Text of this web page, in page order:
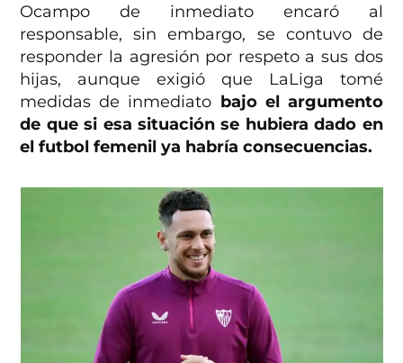
Ocampo de inmediato encaró al
responsable, sin embargo, se contuvo de
responder la agresión por respeto a sus dos
hijas, aunque exigió que LaLiga tomé
medidas de inmediato bajo el argumento
de que si esa situación se hubiera dado en
el futbol femenil ya habría consecuencias.